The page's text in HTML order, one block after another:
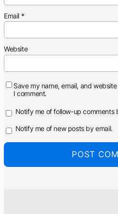
Email *
Website
Save my name, email, and
I comment.
Notify me of follow-up comments
Notify me of new posts by email.